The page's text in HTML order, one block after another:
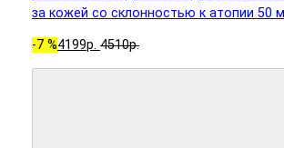
за кожей со склонностью к атопии 50
-7 %4199р. 4510р.